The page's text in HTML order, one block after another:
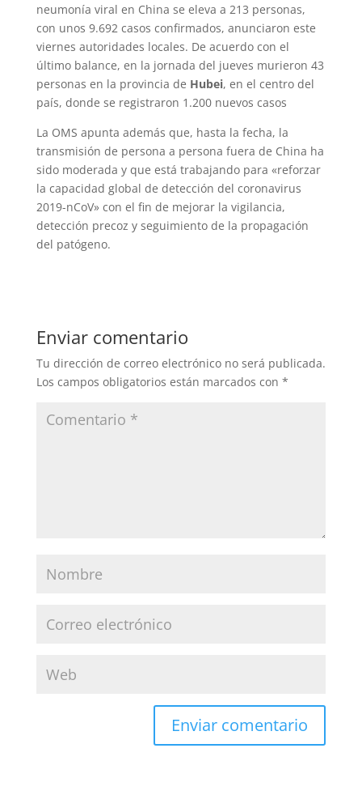
neumonía viral en China se eleva a 213 personas,
con unos 9.692 casos confirmados, anunciaron este
viernes autoridades locales. De acuerdo con el
último balance, en la jornada del jueves murieron 43
personas en la provincia de Hubei, en el centro del
país, donde se registraron 1.200 nuevos casos
La OMS apunta además que, hasta la fecha, la
transmisión de persona a persona fuera de China ha
sido moderada y que está trabajando para «reforzar
la capacidad global de detección del coronavirus
2019-nCoV» con el fin de mejorar la vigilancia,
detección precoz y seguimiento de la propagación
del patógeno.
Enviar comentario
Tu dirección de correo electrónico no será publicada.
Los campos obligatorios están marcados con *